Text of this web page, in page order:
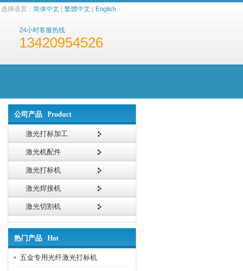
选择语言： 简体中文 | 繁體中文 | English
24小时客服热线
13420954526
公司产品 Product
激光打标加工
激光机配件
激光打标机
激光焊接机
激光切割机
热门产品 Hot
五金专用光纤激光打标机